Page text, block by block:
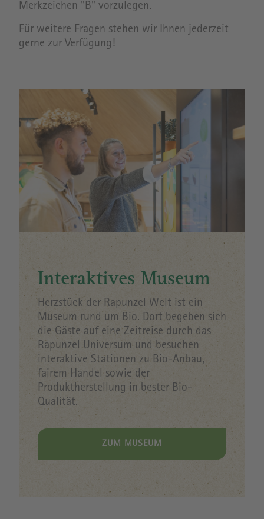
Merkzeichen "B" vorzulegen.
Für weitere Fragen stehen wir Ihnen jederzeit
gerne zur Verfügung!
Interaktives Museum
Herzstück der Rapunzel Welt ist ein
Museum rund um Bio. Dort begeben sich
die Gäste auf eine Zeitreise durch das
Rapunzel Universum und besuchen
interaktive Stationen zu Bio-Anbau,
fairem Handel sowie der
Produktherstellung in bester Bio-
Qualität.
ZUM MUSEUM